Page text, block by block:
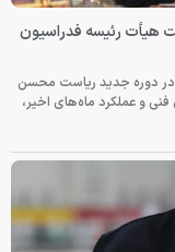
هیأت رئیسه فدراسیون
دوره جدید ریاست محسن
و عملکرد ماه‌های اخیر،